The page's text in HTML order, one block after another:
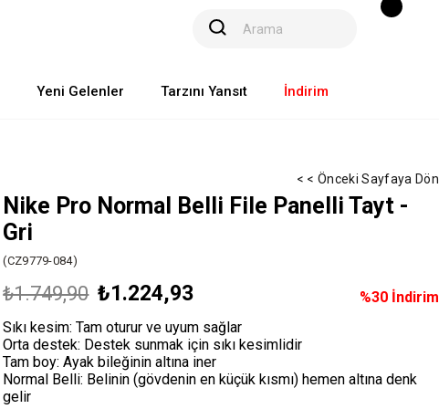
Yeni Gelenler Tarzını Yansıt İndirim
< < Önceki Sayfaya Dön
Nike Pro Normal Belli File Panelli Tayt -
Gri
(CZ9779-084)
%30İndirim
₺1.749,90 ₺1.224,93
Sıkı kesim: Tam oturur ve uyum sağlar
Orta destek: Destek sunmak için sıkı kesimlidir
Tam boy: Ayak bileğinin altına iner
Normal Belli: Belinin (gövdenin en küçük kısmı) hemen altına denk
gelir